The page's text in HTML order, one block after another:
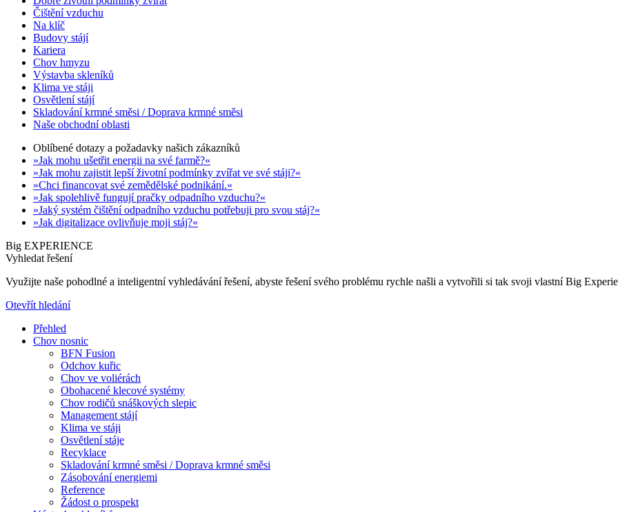
Čištění vzduchu
Na klíč
Budovy stájí
Kariera
Chov hmyzu
Výstavba skleníků
Klima ve stáji
Osvětlení stájí
Skladování krmné směsi / Doprava krmné směsi
Naše obchodní oblasti
Oblíbené dotazy a požadavky našich zákazníků
»Jak mohu ušetřit energii na své farmě?«
»Jak mohu zajistit lepší životní podmínky zvířat ve své stáji?«
»Chci financovat své zemědělské podnikání.«
»Jak spolehlivě fungují pračky odpadního vzduchu?«
»Jaký systém čištění odpadního vzduchu potřebuji pro svou stáj?«
»Jak digitalizace ovlivňuje moji stáj?«
Big EXPERIENCE
Vyhledat řešení
Využijte naše pohodlné a inteligentní vyhledávání řešení, abyste řešení svého problému rychle našli a vytvořili si tak svoji vlastní Big
Otevřít hledání
Přehled
Chov nosnic
BFN Fusion
Odchov kuřic
Chov ve voliérách
Obohacené klecové systémy
Chov rodičů snáškových slepic
Management stájí
Klima ve stáji
Osvětlení stáje
Recyklace
Skladování krmné směsi / Doprava krmné směsi
Zásobování energiemi
Reference
Žádost o prospekt